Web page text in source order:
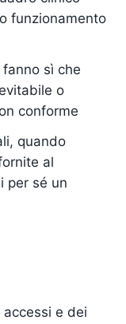
funzionamento
sì che
o
conforme
quando
al
per sé un
e dei